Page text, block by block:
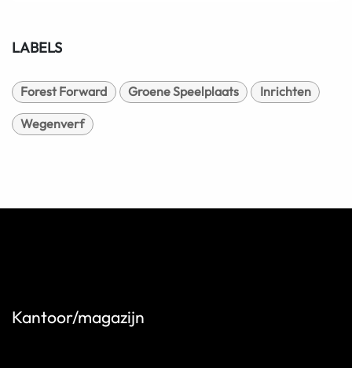
LABELS
Forest Forward Groene Speelplaats Inrichten
Wegenverf
Kantoor/magazijn